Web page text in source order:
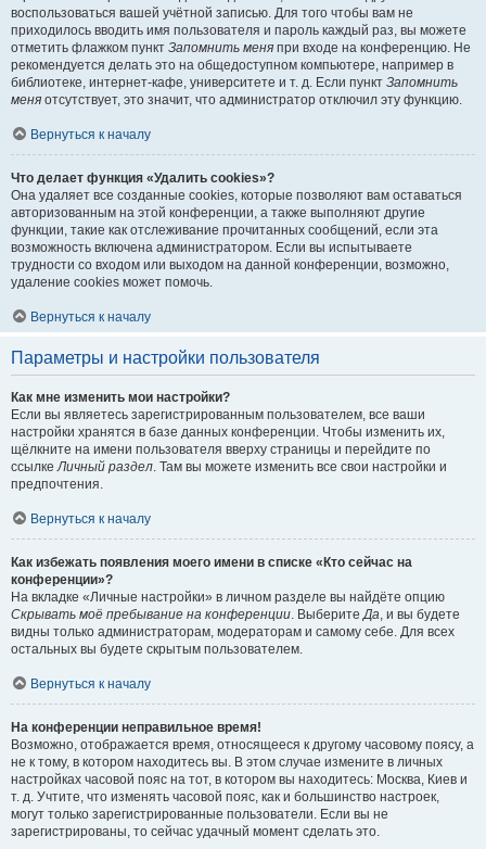
воспользоваться вашей учётной записью. Для того чтобы вам не
приходилось вводить имя пользователя и пароль каждый раз, вы можете
отметить флажком пункт Запомнить меня при входе на конференцию. Не
рекомендуется делать это на общедоступном компьютере, например в
библиотеке, интернет-кафе, университете и т. д. Если пункт Запомнить
меня отсутствует, это значит, что администратор отключил эту функцию.
Вернуться к началу
Что делает функция «Удалить cookies»?
Она удаляет все созданные cookies, которые позволяют вам оставаться
авторизованным на этой конференции, а также выполняют другие
функции, такие как отслеживание прочитанных сообщений, если эта
возможность включена администратором. Если вы испытываете
трудности со входом или выходом на данной конференции, возможно,
удаление cookies может помочь.
Вернуться к началу
Параметры и настройки пользователя
Как мне изменить мои настройки?
Если вы являетесь зарегистрированным пользователем, все ваши
настройки хранятся в базе данных конференции. Чтобы изменить их,
щёлкните на имени пользователя вверху страницы и перейдите по
ссылкеЛичный раздел. Там вы можете изменить все свои настройки и
предпочтения.
Вернуться к началу
Как избежать появления моего имени в списке «Кто сейчас на
конференции»?
На вкладке «Личные настройки» в личном разделе вы найдёте опцию
Скрывать моё пребывание на конференции. ВыберитеДа, и вы будете
видны только администраторам, модераторам и самому себе. Для всех
остальных вы будете скрытым пользователем.
Вернуться к началу
На конференции неправильное время!
Возможно, отображается время, относящееся к другому часовому поясу, а
не к тому, в котором находитесь вы. В этом случае измените в личных
настройках часовой пояс на тот, в котором вы находитесь: Москва, Киев и
т. д. Учтите, что изменять часовой пояс, как и большинство настроек,
могут только зарегистрированные пользователи. Если вы не
зарегистрированы, то сейчас удачный момент сделать это.